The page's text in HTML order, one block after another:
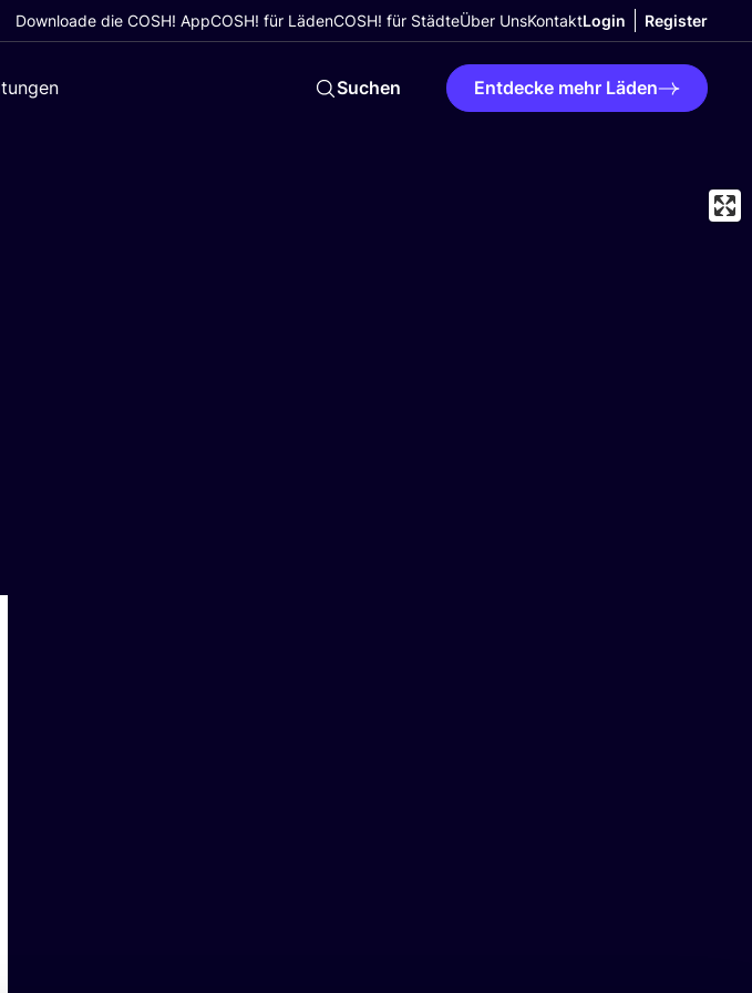
Downloade die COSH! AppCOSH! für LädenCOSH! für StädteÜber UnsKontaktLogin Register
Suchen Entdecke mehr Läden